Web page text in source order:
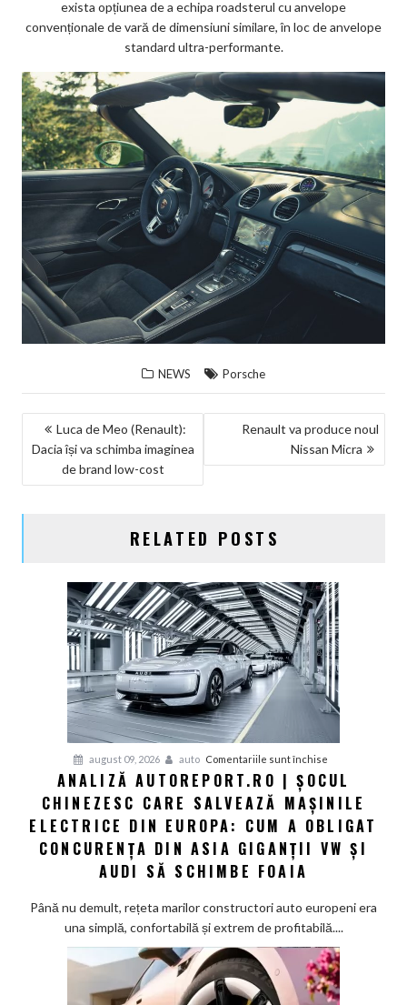
exista opțiunea de a echipa roadsterul cu anvelope
convenționale de vară de dimensiuni similare, în loc de anvelope
standard ultra-performante.
NEWS Porsche
NAVIGARE
ÎN
ARTICOLE
Luca de Meo (Renault):
Dacia își va schimba imaginea
de brand low-cost
Renault va produce noul
Nissan Micra
RELATED POSTS
august 09, 2026 auto Comentariile sunt închise
Autoreport.ro
|
chinezesc
din
Europa:
Cum
ANALIZĂ AUTOREPORT.RO | ȘOCUL
CHINEZESC CARE SALVEAZĂ MAȘINILE
ELECTRICE DIN EUROPA: CUM A OBLIGAT
CONCURENȚA DIN ASIA GIGANȚII VW ȘI
AUDI SĂ SCHIMBE FOAIA
Până nu demult, rețeta marilor constructori auto europeni era
una simplă, confortabilă și extrem de profitabilă....